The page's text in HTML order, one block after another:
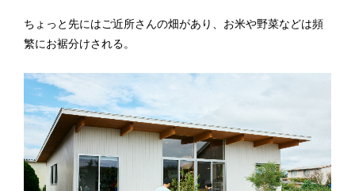
ちょっと先にはご近所さんの畑があり、お米や野菜などは頻
繁にお裾分けされる。